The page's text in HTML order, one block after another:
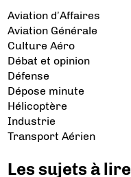
Aviation d’Affaires
Aviation Générale
Culture Aéro
Débat et opinion
Défense
Dépose minute
Hélicoptère
Industrie
Transport Aérien
Les sujets à lire